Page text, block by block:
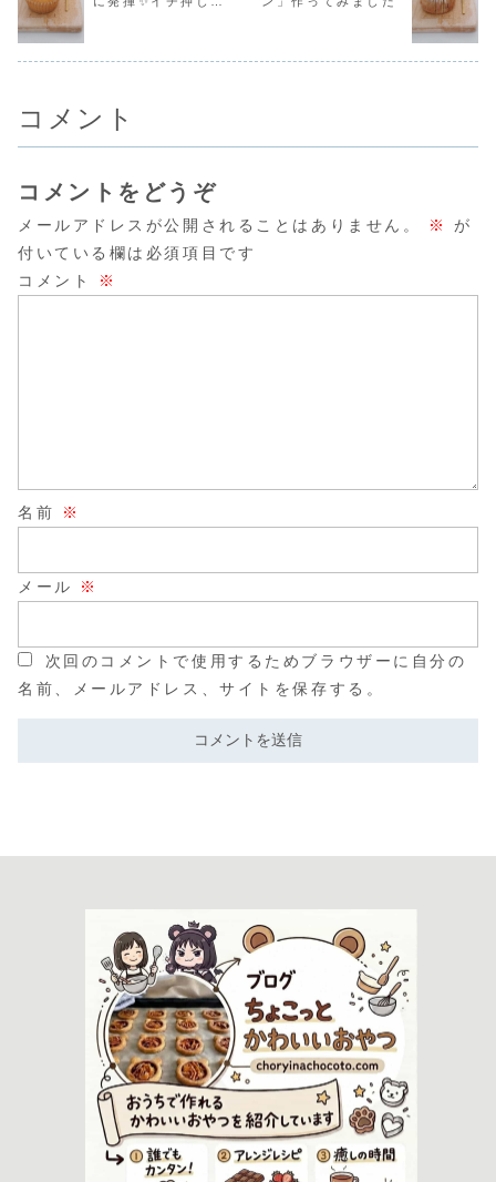
ンパンクッキー...
ク...
作...
べ切...
コメント
コメントをどうぞ
メールアドレスが公開されることはありません。 ※
が
付いている欄は必須項目です
コメント
※
名前 ※
メール ※
次回のコメントで使用するためブラウザーに自分の
名前、メールアドレス、サイトを保存する。